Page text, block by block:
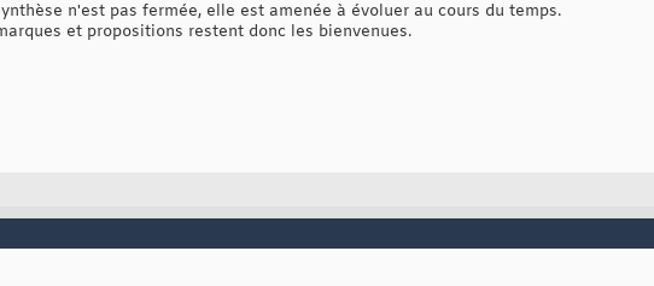
n'est pas fermée, elle est amenée à évoluer au cours du temps.
et propositions restent donc les bienvenues.